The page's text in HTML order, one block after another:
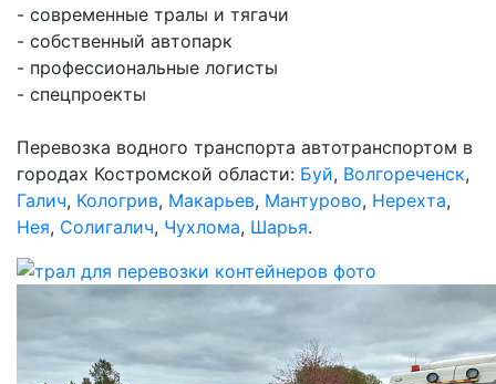
- современные тралы и тягачи
- собственный автопарк
- профессиональные логисты
- спецпроекты
Перевозка водного транспорта автотранспортом в
городах Костромской области: Буй, Волгореченск,
Галич, Кологрив, Макарьев, Мантурово, Нерехта,
Нея, Солигалич, Чухлома, Шарья.